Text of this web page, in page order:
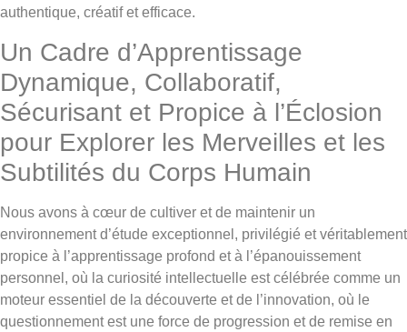
authentique, créatif et efficace.
Un Cadre d’Apprentissage
Dynamique, Collaboratif,
Sécurisant et Propice à l’Éclosion
pour Explorer les Merveilles et les
Subtilités du Corps Humain
Nous avons à cœur de cultiver et de maintenir un
environnement d’étude exceptionnel, privilégié et véritablement
propice à l’apprentissage profond et à l’épanouissement
personnel, où la curiosité intellectuelle est célébrée comme un
moteur essentiel de la découverte et de l’innovation, où le
questionnement est une force de progression et de remise en